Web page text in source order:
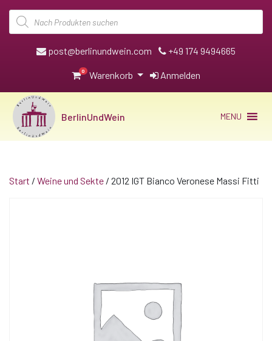
Products
search
post@berlinundwein.com +49 174 9494665
0 Warenkorb Anmelden
BerlinUndWein MENU
Start / Weine und Sekte / 2012 IGT Bianco Veronese Massi Fitti